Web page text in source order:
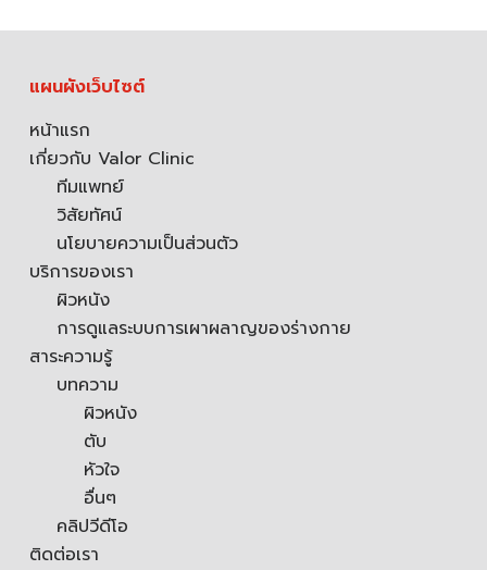
แผนผังเว็บไซต์
หน้าแรก
เกี่ยวกับ Valor Clinic
ทีมแพทย์
วิสัยทัศน์
นโยบายความเป็นส่วนตัว
บริการของเรา
ผิวหนัง
การดูแลระบบการเผาผลาญของร่างกาย
สาระความรู้
บทความ
ผิวหนัง
ตับ
หัวใจ
อื่นๆ
คลิปวีดีโอ
ติดต่อเรา